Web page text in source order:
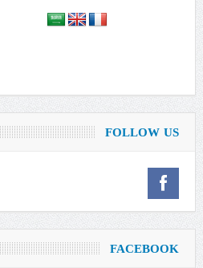
FOLLOW US
FACEBOOK